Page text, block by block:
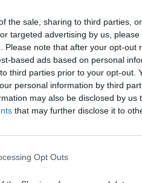
the sale, sharing to third parties,
targeted advertising by us,
Please note that after your opt-out
based ads based on personal
third parties prior to your opt-out.
personal information by third
may also be disclosed by us
that may further disclose it to
Opt Outs